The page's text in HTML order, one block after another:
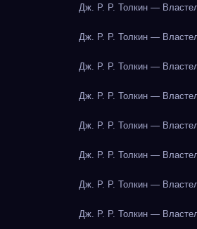
Дж. Р. Р. Толкин —
Дж. Р. Р. Толкин —
Дж. Р. Р. Толкин —
Дж. Р. Р. Толкин —
Дж. Р. Р. Толкин —
Дж. Р. Р. Толкин —
Дж. Р. Р. Толкин —
Дж. Р. Р. Толкин —